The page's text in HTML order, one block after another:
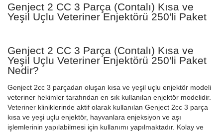
Genject 2 CC 3 Parça (Contalı) Kısa ve
Yeşil Uçlu Veteriner Enjektörü 250'li Paket
Genject 2 CC 3 Parça (Contalı) Kısa ve
Yeşil Uçlu Veteriner Enjektörü 250'li Paket
Nedir?
Genject 2cc 3 parçadan oluşan kısa ve yeşil uçlu enjektör modeli
veteriner hekimler tarafından en sık kullanılan enjektör modelidir.
Veteriner kliniklerinde aktif olarak kullanılan Genject 2cc 3 parça
kısa ve yeşi uçlu enjektör, hayvanlara enjeksiyon ve aşı
işlemlerinin yapılabilmesi için kullanımı yapılmaktadır. Kolay ve